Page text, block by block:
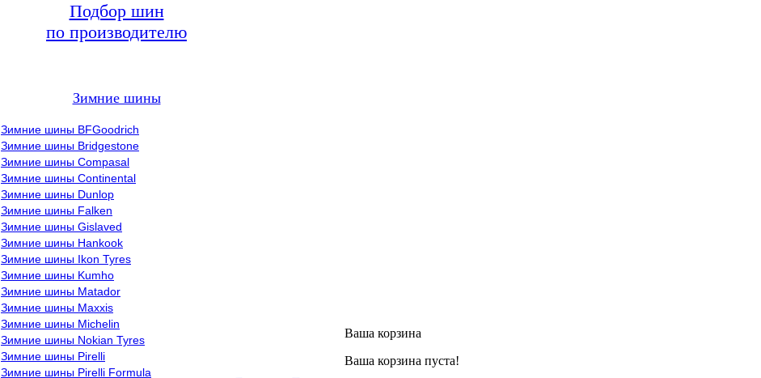
Подбор шин
по производителю
Зимние шины
Зимние шины BFGoodrich
Зимние шины Bridgestone
Зимние шины Compasal
Зимние шины Continental
Зимние шины Dunlop
Зимние шины Falken
Зимние шины Gislaved
Зимние шины Hankook
Зимние шины Ikon Tyres
Зимние шины Kumho
Зимние шины Matador
Зимние шины Maxxis
Зимние шины Michelin
Зимние шины Nokian Tyres
Зимние шины Pirelli
Зимние шины Pirelli Formula
Ваша корзина
Ваша корзина пуста!